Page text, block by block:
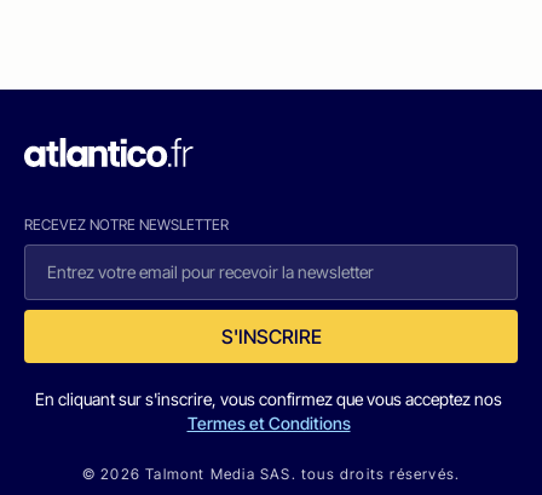
RECEVEZ NOTRE NEWSLETTER
S'INSCRIRE
En cliquant sur s'inscrire, vous confirmez que vous acceptez nos
Termes et Conditions
© 2026 Talmont Media SAS. tous droits réservés.